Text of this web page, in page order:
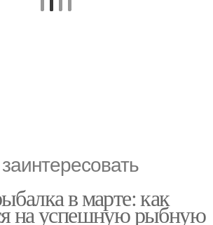
в марте: как
на успешную рыбную